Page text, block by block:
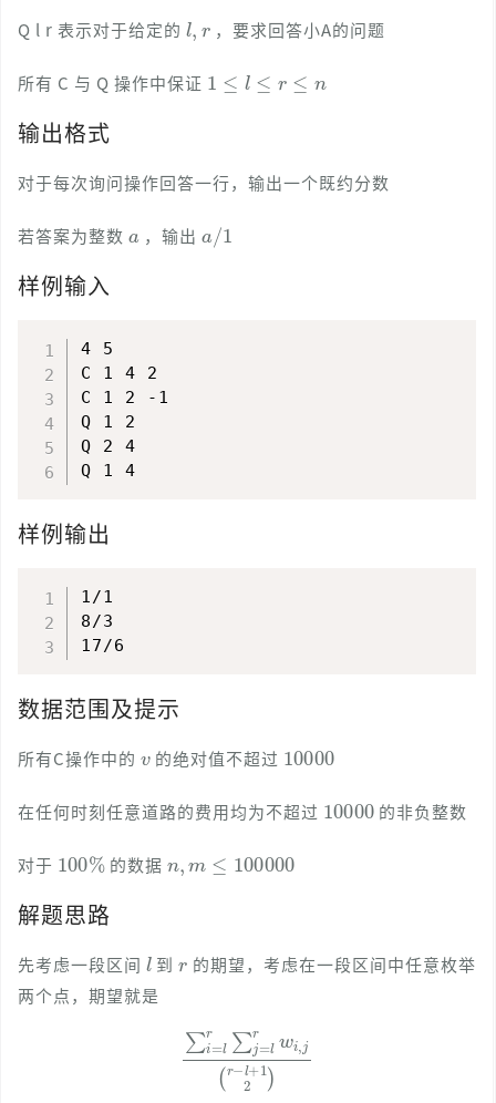
Q l r 表示对于给定的 ，要求回答小A的问题
所有 C 与 Q 操作中保证
输出格式
对于每次询问操作回答一行，输出一个既约分数
若答案为整数 ，输出
/
样例输入
4 5
C 1 4 2
C 1 2 -1
Q 1 2
Q 2 4
样例输出
1/1
8/3
数据范围及提示
所有C操作中的 的绝对值不超过
在任何时刻任意道路的费用均为不超过 的非负整数
对于
100 %
的数据
解题思路
先考虑一段区间 到
的期望，考虑在一段区间中任意枚举
两个点，期望就是
∑j= rwi (r